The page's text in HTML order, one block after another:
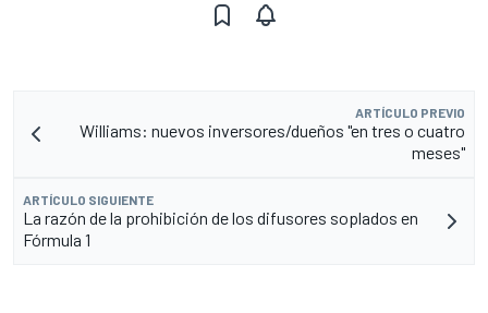
ARTÍCULO PREVIO
Williams: nuevos inversores/dueños "en tres o cuatro
meses"
ARTÍCULO SIGUIENTE
La razón de la prohibición de los difusores soplados en
Fórmula 1